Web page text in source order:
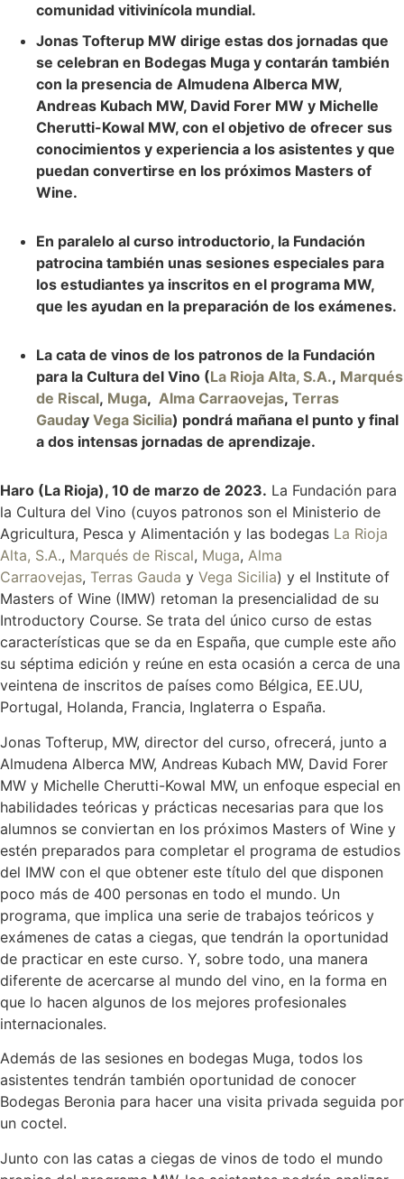
comunidad vitivinícola mundial.
Jonas Tofterup MW dirige estas dos jornadas que
se celebran en Bodegas Muga y contarán también
con la presencia de Almudena Alberca MW,
Andreas Kubach MW, David Forer MW y Michelle
Cherutti-Kowal MW, con el objetivo de ofrecer sus
conocimientos y experiencia a los asistentes y que
puedan convertirse en los próximos Masters of
Wine.
En paralelo al curso introductorio, la Fundación
patrocina también unas sesiones especiales para
los estudiantes ya inscritos en el programa MW,
que les ayudan en la preparación de los exámenes.
La cata de vinos de los patronos de la Fundación
para la Cultura del Vino (La Rioja Alta, S.A., Marqués
de Riscal, Muga, Alma Carraovejas, Terras
Gauday Vega Sicilia) pondrá mañana el punto y final
a dos intensas jornadas de aprendizaje.
Haro (La Rioja), 10 de marzo de 2023. La Fundación para
la Cultura del Vino (cuyos patronos son el Ministerio de
Agricultura, Pesca y Alimentación y las bodegas La Rioja
Alta, S.A., Marqués de Riscal, Muga, Alma
Carraovejas, Terras Gauda y Vega Sicilia) y el Institute of
Masters of Wine (IMW) retoman la presencialidad de su
Introductory Course. Se trata del único curso de estas
características que se da en España, que cumple este año
su séptima edición y reúne en esta ocasión a cerca de una
veintena de inscritos de países como Bélgica, EE.UU,
Portugal, Holanda, Francia, Inglaterra o España.
Jonas Tofterup, MW, director del curso, ofrecerá, junto a
Almudena Alberca MW, Andreas Kubach MW, David Forer
MW y Michelle Cherutti-Kowal MW, un enfoque especial en
habilidades teóricas y prácticas necesarias para que los
alumnos se conviertan en los próximos Masters of Wine y
estén preparados para completar el programa de estudios
del IMW con el que obtener este título del que disponen
poco más de 400 personas en todo el mundo. Un
programa, que implica una serie de trabajos teóricos y
exámenes de catas a ciegas, que tendrán la oportunidad
de practicar en este curso. Y, sobre todo, una manera
diferente de acercarse al mundo del vino, en la forma en
que lo hacen algunos de los mejores profesionales
internacionales.
Además de las sesiones en bodegas Muga, todos los
asistentes tendrán también oportunidad de conocer
Bodegas Beronia para hacer una visita privada seguida por
un coctel.
Junto con las catas a ciegas de vinos de todo el mundo